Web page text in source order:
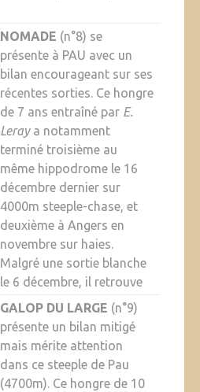
NOMADE (n°8) se
présente à PAU avec un
bilan encourageant sur ses
récentes sorties. Ce hongre
de 7 ans entraîné par E.
Leraya notamment
terminé troisième au
même hippodrome le 16
décembre dernier sur
4000m steeple-chase, et
deuxième à Angers en
novembre sur haies.
Malgré une sortie blanche
le 6 décembre, il retrouve
GALOP DU LARGE (n°9)
présente un bilan mitigé
mais mérite attention
dans ce steeple de Pau
(4700m). Ce hongre de 10